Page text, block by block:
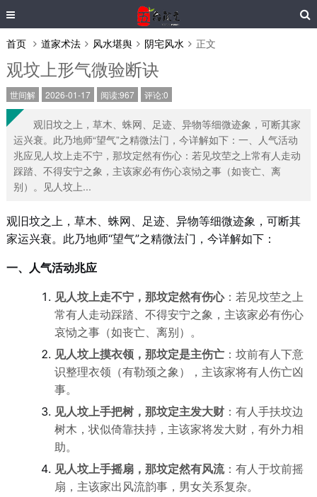
首页 道家术法 风水堪舆 阴宅风水 正文
观坟上形气微验断诀
世间解 2026-01-17 阅读:967 评论:0
观旧坟之上，草木、蛛网、足迹、异物等细微迹象，可断其家
运兴衰。此乃地师“望气”之精微法门，今详解如下：一、人气活动
兆应见人坟上走不宁，那坟定然有伤心：若见坟茔之上常有人走动
踩踏、不得安宁之象，主该家必有伤心哀恸之事（如丧亡、离
别）。见人坟上...
观旧坟之上，草木、蛛网、足迹、异物等细微迹象，可断其
家运兴衰。此乃地师“望气”之精微法门，今详解如下：
一、人气活动兆应
见人坟上走不宁，那坟定然有伤心：若见坟茔之上
常有人走动踩踏、不得安宁之象，主该家必有伤心
哀恸之事（如丧亡、离别）。
见人坟上摸衣领，那坟定是主伤亡：坟前有人下意
识整理衣领（有勒颈之象），主该家将有人伤亡凶
事。
见人坟上手把树，那坟定主发大财：有人手扶坟边
树木，状似倚靠扶持，主该家将发大财，有外力相
助。
见人坟上手摇扇，那坟定然有风流：有人于坟前摇
扇，主该家出风流韵事，男女关系复杂。